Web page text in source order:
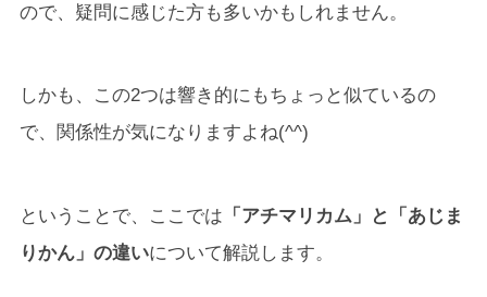
ので、疑問に感じた方も多いかもしれません。
しかも、この2つは響き的にもちょっと似ているの
で、関係性が気になりますよね(^^)
ということで、ここでは 「アチマリカム」と「あじま
りかん」の違いについて解説します。